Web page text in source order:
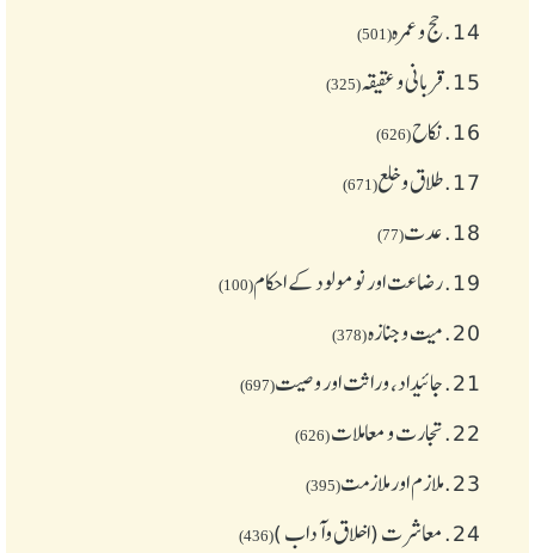
14. حج و عمرہ(501)
15. قربانی و عقیقہ(325)
16. نکاح(626)
17. طلاق و خلع(671)
18. عدت(77)
19. رضاعت اور نومولود کے احکام(100)
20. میت و جنازہ(378)
21. جائیداد، وراثت اور وصیت(697)
22. تجارت و معاملات(626)
23. ملازم اور ملازمت(395)
24. معاشرت (اخلاق وآداب )(436)